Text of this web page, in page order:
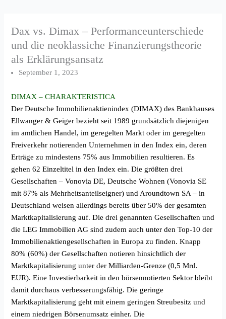
Dax vs. Dimax – Performanceunterschiede
und die neoklassiche Finanzierungstheorie
als Erklärungsansatz
September 1, 2023
DIMAX – CHARAKTERISTICA
Der Deutsche Immobilienaktienindex (DIMAX) des Bankhauses
Ellwanger & Geiger bezieht seit 1989 grundsätzlich diejenigen
im amtlichen Handel, im geregelten Markt oder im geregelten
Freiverkehr notierenden Unternehmen in den Index ein, deren
Erträge zu mindestens 75% aus Immobilien resultieren. Es
gehen 62 Einzeltitel in den Index ein. Die größten drei
Gesellschaften – Vonovia DE, Deutsche Wohnen (Vonovia SE
mit 87% als Mehrheitsanteilseigner) und Aroundtown SA – in
Deutschland weisen allerdings bereits über 50% der gesamten
Marktkapitalisierung auf. Die drei genannten Gesellschaften und
die LEG Immobilien AG sind zudem auch unter den Top-10 der
Immobilienaktiengesellschaften in Europa zu finden. Knapp
80% (60%) der Gesellschaften notieren hinsichtlich der
Marktkapitalisierung unter der Milliarden-Grenze (0,5 Mrd.
EUR). Eine Investierbarkeit in den börsennotierten Sektor bleibt
damit durchaus verbesserungsfähig. Die geringe
Marktkapitalisierung geht mit einem geringen Streubesitz und
einem niedrigen Börsenumsatz einher. Die